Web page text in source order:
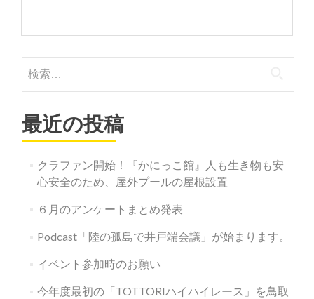
索:
最近の投稿
クラファン開始！『かにっこ館』人も生き物も安
心安全のため、屋外プールの屋根設置
６月のアンケートまとめ発表
Podcast「陸の孤島で井戸端会議」が始まります。
イベント参加時のお願い
今年度最初の「TOTTORIハイハイレース」を鳥取